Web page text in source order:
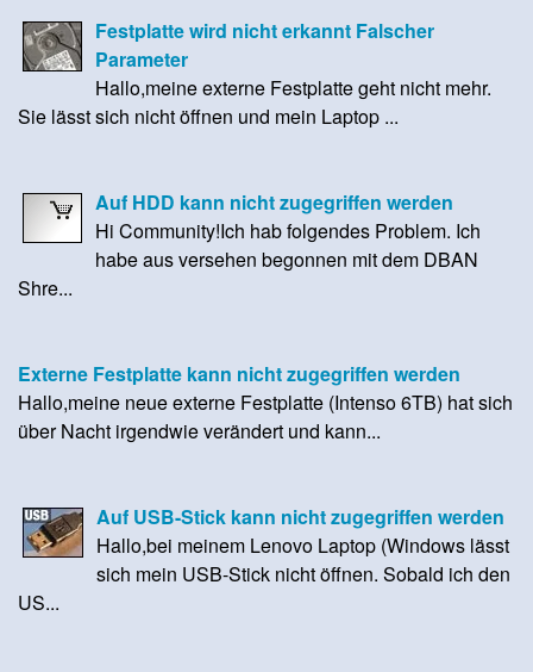
Festplatte wird nicht erkannt Falscher
Parameter
Hallo,meine externe Festplatte geht nicht mehr.
Sie lässt sich nicht öffnen und mein Laptop ...
Auf HDD kann nicht zugegriffen werden
Hi Community!Ich hab folgendes Problem. Ich
habe aus versehen begonnen mit dem DBAN
Shre...
Externe Festplatte kann nicht zugegriffen werden
Hallo,meine neue externe Festplatte (Intenso 6TB) hat sich
über Nacht irgendwie verändert und kann...
Auf USB-Stick kann nicht zugegriffen werden
Hallo,bei meinem Lenovo Laptop (Windows lässt
sich mein USB-Stick nicht öffnen. Sobald ich den
US...